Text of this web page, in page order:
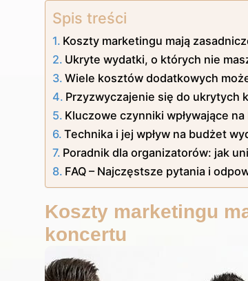
Spis treści
Koszty marketingu mają
Ukryte wydatki, o których nie
Wiele kosztów dodatkowych
Przyzwyczajenie się do ukrytych
Kluczowe czynniki wpływające
Technika i jej wpływ na budżet
Poradnik dla organizatorów: jak
FAQ – Najczęstsze pytania i
Koszty marketingu
koncertu